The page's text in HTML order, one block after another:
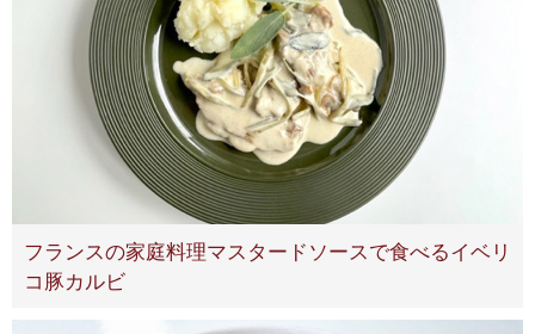
フランスの家庭料理マスタードソースで食べるイベリ
コ豚カルビ